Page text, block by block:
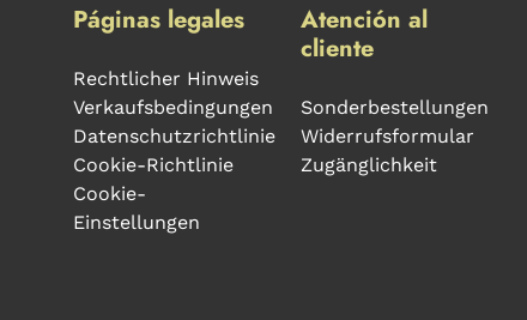
Páginas legales
Rechtlicher Hinweis
Verkaufsbedingungen
Datenschutzrichtlinie
Cookie-Richtlinie
Cookie-
Einstellungen
Atención al
cliente
Sonderbestellungen
Widerrufsformular
Zugänglichkeit